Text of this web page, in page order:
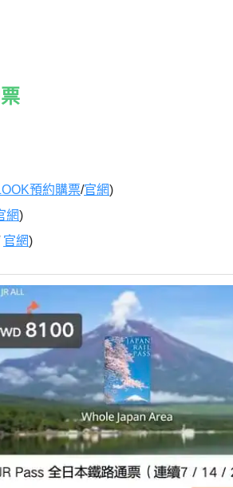
預約購票/官網)
網)
官網)